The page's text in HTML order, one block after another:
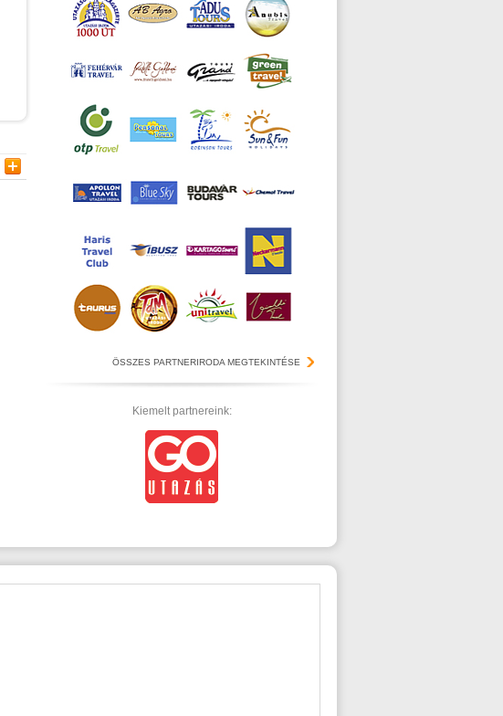
ÖSSZES PARTNERIRODA MEGTEKINTÉSE
Kiemelt partnereink: